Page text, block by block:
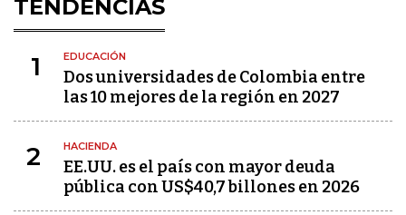
TENDENCIAS
1 EDUCACIÓN
Dos universidades de Colombia entre
las 10 mejores de la región en 2027
2 HACIENDA
EE.UU. es el país con mayor deuda
pública con US$40,7 billones en 2026